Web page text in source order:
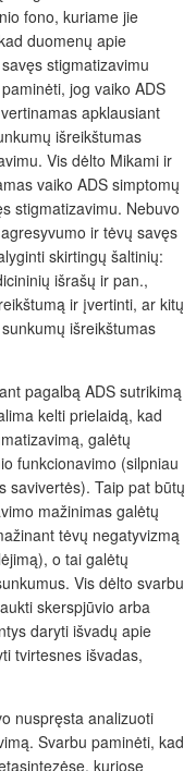
fono, kuriame jie
duomenų apie
stigmatizavimu
jog vaiko ADS
apklausiant
išreikštumas
Vis dėlto Mikami ir
vaiko ADS simptomų
stigmatizavimu. Nebuvo
ir tėvų savęs
skirtingų šaltinių:
išrašų ir pan.,
ir įvertinti, ar kitų
išreikštumas
pagalbą ADS sutrikimą
kelti prielaidą, kad
galėtų
funkcionavimo (silpniau
savivertės). Taip pat būtų
mažinimas galėtų
tėvų negatyvizmą
o tai galėtų
Vis dėlto svarbu
skerspjūvio arba
daryti išvadų apie
tvirtesnes išvadas,
nuspręsta analizuoti
Svarbu paminėti, kad
kuriose